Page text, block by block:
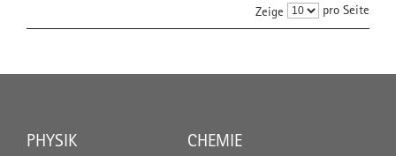
Zeige pro Seite
PHYSIK CHEMIE